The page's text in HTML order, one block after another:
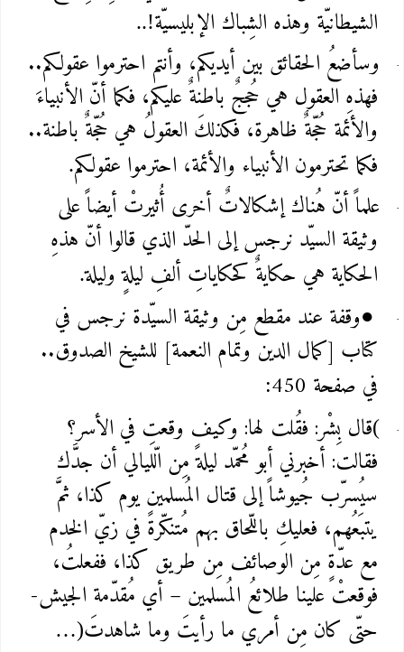
الشيطانيّة وهذه الشِباك الإبليسيّة..!
وسأضعُ الحقائق بين أيديكم، وأنتم احترموا عقولكم..
فهذهِ العقول هي حُججٌ باطنةٌ عليكم، فكما أنّ الأنبياءَ
والأئمة حُجّةٌ ظاهرة، فكذلكَ العقولُ هي حُجّةٌ باطنة..
فكما تحترمون الأنبياء والأئمة، احترموا عقولكم.
علماً أنّ هُناك إشكالاتٌ أخرى أُثيرتْ أيضاً على
وثيقة السيّد نرجس إلى الحدّ الذي قالوا أنّ هذهِ
الحكاية هي حكايةٌ كحكاياتِ ألفِ ليلةٍ وليلة.
●وقفة عند مقطع مِن وثيقة السيّدة نرجس في
كتاب [كمال الدين وتمام النعمة] للشيخ الصدوق..
في صفحة 450
:
(قال بِشْر: فقُلت لها: وكيف وقعتِ في الأسر؟
فقالت: أخبرني أبو مُحمّد ليلةً مِن الّليالي أن جدَّك
سيُسرّب جُيوشاً إلى قتال المُسلمين يوم كذا، ثمَّ
يتبَعُهم، فعليكِ باللّحاق بهم مُتنكّرةً في زيّ الخدم
مع عدّةٍ مِن الوصائف مِن طريق كذا، ففعلتُ،
فوقعتْ علينا طلائعُ المُسلمين – أي مُقدّمة الجيش-
حتّى كان مِن أمري ما رأيتَ وما شاهدتَ…)